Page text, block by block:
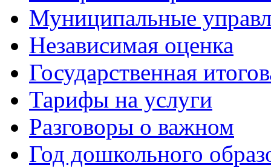
Муниципальные
Независимая оценка
Государственная
Тарифы на услуги
Разговоры о важном
Год дошкольного